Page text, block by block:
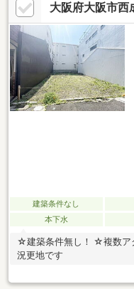
大阪府大阪市西
建築条件なし
本下水
☆建築条件無し！ ☆複数ア
況更地です